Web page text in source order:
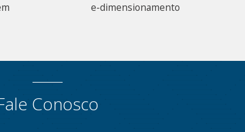
e-dimensionamento
Conosco